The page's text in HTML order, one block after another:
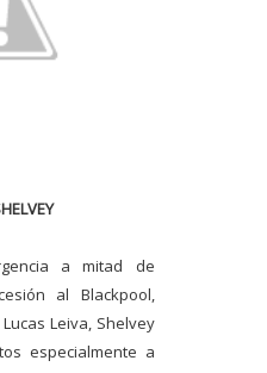
a mitad de
al Blackpool,
Leiva, Shelvey
especialmente a